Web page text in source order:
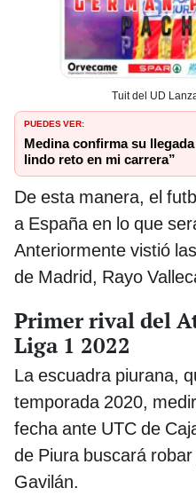
Tuit del UD
PUEDES VER:
Medina confirma su
lindo reto en mi carrera”
De esta manera, el
a España en lo que
Anteriormente vistió
de Madrid, Rayo
Primer rival del
Liga 1 2022
La escuadra piurana,
temporada 2020,
fecha ante UTC de
de Piura buscará
Gavilán.